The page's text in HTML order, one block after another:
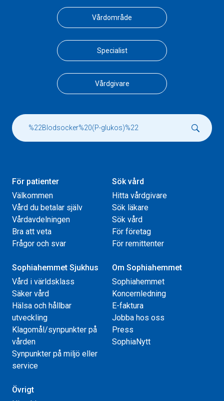
Vårdområde
Specialist
Vårdgivare
För patienter
Välkommen
Vård du betalar själv
Vårdavdelningen
Bra att veta
Frågor och svar
Sök vård
Hitta vårdgivare
Sök läkare
Sök vård
För företag
För remittenter
Sophiahemmet Sjukhus
Vård i världsklass
Säker vård
Hälsa och hållbar
utveckling
Klagomål/synpunkter på
vården
Synpunkter på miljö eller
service
Om Sophiahemmet
Sophiahemmet
Koncernledning
E-faktura
Jobba hos oss
Press
SophiaNytt
Övrigt